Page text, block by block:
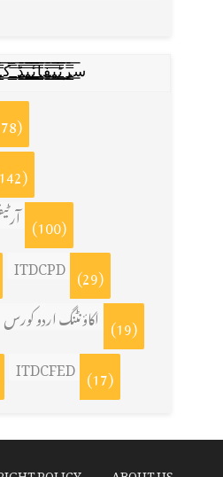
س̳̿͟͞ر̳̿͟͞ٹ̳̿͟͞ی̳̿͟͞ف̳̿͟͞ا̳̿͟͞ي̳̳̿ٔ̿͟͟͞͞ی̳̿͟͞ڈ̳̿͟͞
(100)
ITDCPD (29)
اکاؤنٹنگ اردو کورس (19)
ITDCFED (17)